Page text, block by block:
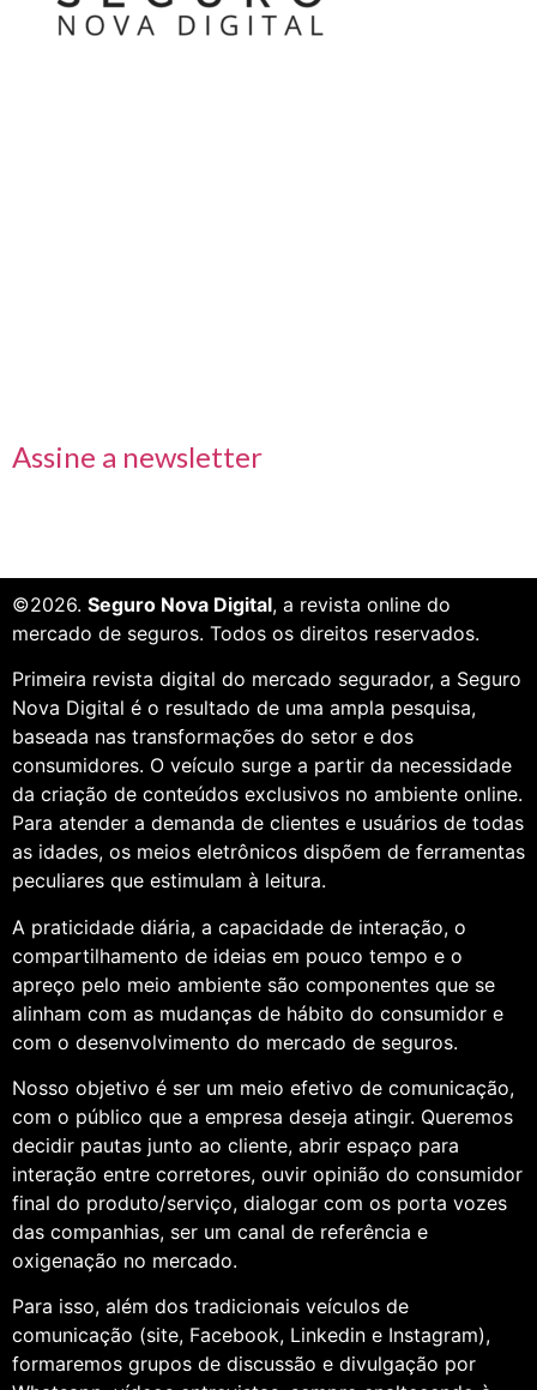
Assine a newsletter
©2026. Seguro Nova Digital, a revista online do
mercado de seguros. Todos os direitos reservados.
Primeira revista digital do mercado segurador, a Seguro
Nova Digital é o resultado de uma ampla pesquisa,
baseada nas transformações do setor e dos
consumidores. O veículo surge a partir da necessidade
da criação de conteúdos exclusivos no ambiente online.
Para atender a demanda de clientes e usuários de todas
as idades, os meios eletrônicos dispõem de ferramentas
peculiares que estimulam à leitura.
A praticidade diária, a capacidade de interação, o
compartilhamento de ideias em pouco tempo e o
apreço pelo meio ambiente são componentes que se
alinham com as mudanças de hábito do consumidor e
com o desenvolvimento do mercado de seguros.
Nosso objetivo é ser um meio efetivo de comunicação,
com o público que a empresa deseja atingir. Queremos
decidir pautas junto ao cliente, abrir espaço para
interação entre corretores, ouvir opinião do consumidor
final do produto/serviço, dialogar com os porta vozes
das companhias, ser um canal de referência e
oxigenação no mercado.
Para isso, além dos tradicionais veículos de
comunicação (site, Facebook, Linkedin e Instagram),
formaremos grupos de discussão e divulgação por